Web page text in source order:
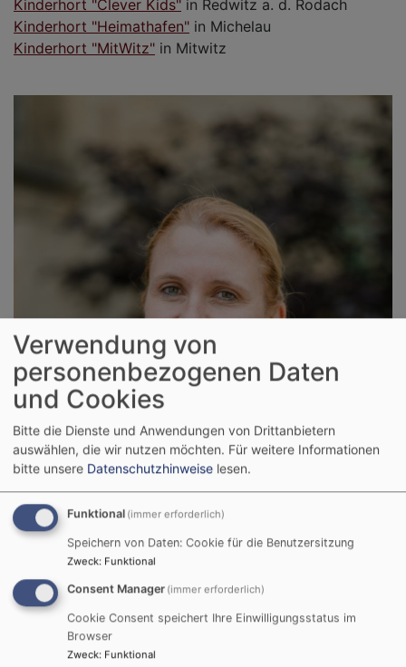
Kinderhort "Clever Kids" in Redwitz a. d. Rodach
Kinderhort "Heimathafen" in Michelau
Kinderhort "MitWitz" in Mitwitz
Verwendung von
personenbezogenen Daten
und Cookies
Bitte die Dienste und Anwendungen von Drittanbietern
auswählen, die wir nutzen möchten. Für weitere Informationen
bitte unsere Datenschutzhinweise lesen.
Funktional (immer erforderlich)
Speichern von Daten: Cookie für die Benutzersitzung
Zweck: Funktional
Consent Manager (immer erforderlich)
Cookie Consent speichert Ihre Einwilligungsstatus im
Browser
Zweck: Funktional